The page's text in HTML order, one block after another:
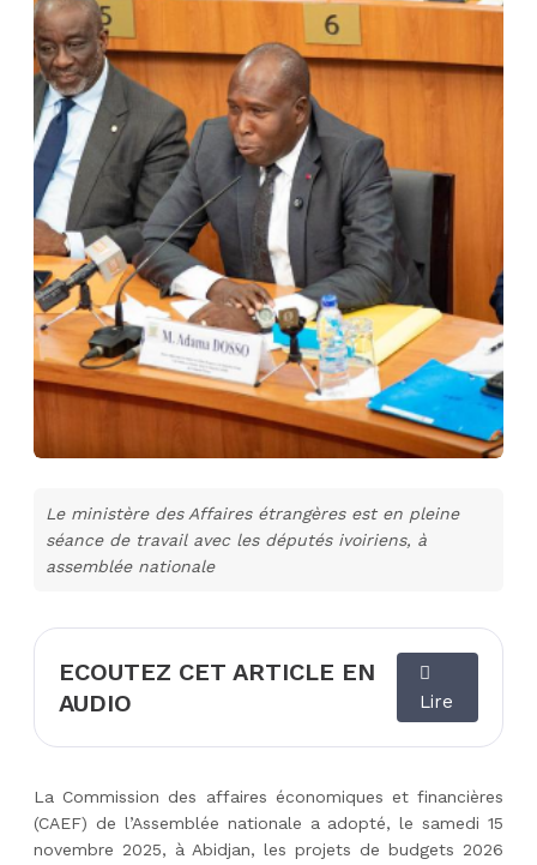
Le ministère des Affaires étrangères est en pleine
séance de travail avec les députés ivoiriens, à
assemblée nationale
ECOUTEZ CET ARTICLE EN
AUDIO
Lire
La Commission des affaires économiques et financières
(CAEF) de l’Assemblée nationale a adopté, le samedi 15
novembre 2025, à Abidjan, les projets de budgets 2026